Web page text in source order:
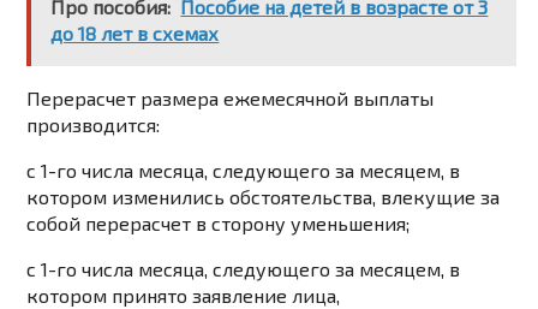
Про пособия: Пособие на детей в возрасте от 3
до 18 лет в схемах
Перерасчет размера ежемесячной выплаты
производится:
с 1-го числа месяца, следующего за месяцем, в
котором изменились обстоятельства, влекущие за
собой перерасчет в сторону уменьшения;
с 1-го числа месяца, следующего за месяцем, в
котором принято заявление лица,